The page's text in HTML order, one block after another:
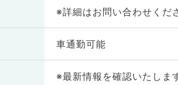
※詳細はお問い合わせくだ
車通勤可能
※最新情報を確認いたしま